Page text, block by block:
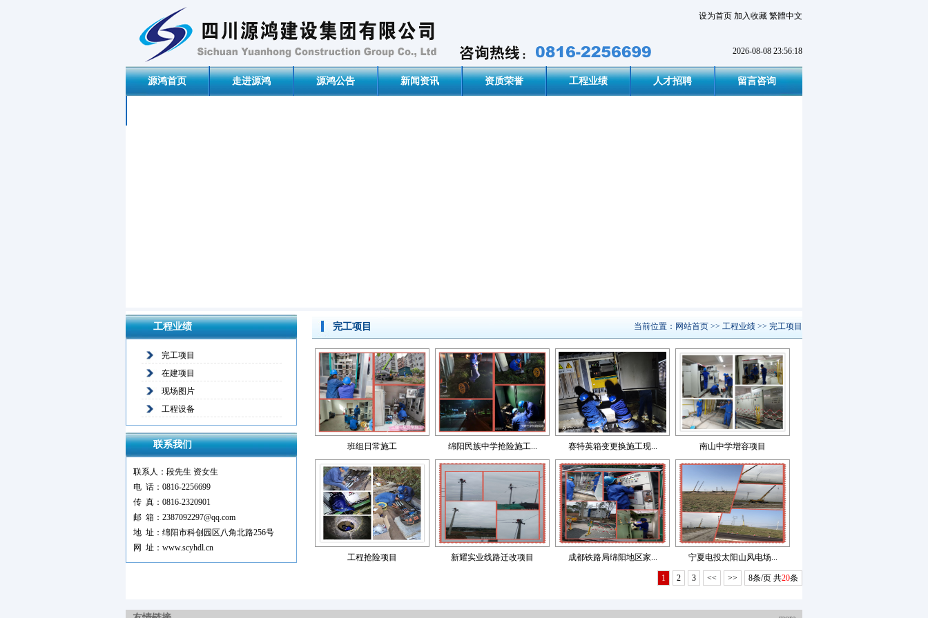
设为首页 加入收藏 繁體中文
2026-08-08 23:56:18
源鸿首页 走进源鸿 源鸿公告 新闻资讯 资质荣誉 工程业绩 人才招聘 留言咨询
工程业绩
完工项目
在建项目
现场图片
工程设备
联系我们
联系人：段先生 资女生
电 话：0816-2256699
传 真：0816-2320901
邮 箱：2387092297@qq.com
地 址：绵阳市科创园区八角北路256号
网 址：www.scyhdl.cn
当前位置： 网站首页 >> 工程业绩 >> 完工项目
完工项目
班组日常施工 绵阳民族中学抢险施工... 赛特英箱变更换施工现... 南山中学增容项目
工程抢险项目 新耀实业线路迁改项目 成都铁路局绵阳地区家... 宁夏电投太阳山风电场...
1 2 3 << >> 8条/页 共20条